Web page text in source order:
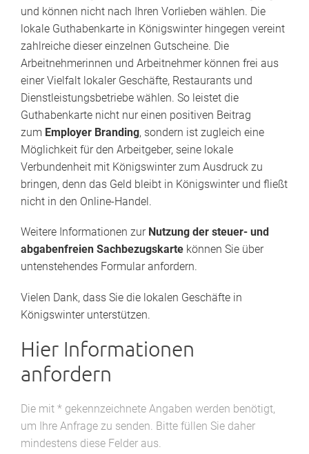
und können nicht nach Ihren Vorlieben wählen. Die
lokale Guthabenkarte in Königswinter hingegen vereint
zahlreiche dieser einzelnen Gutscheine. Die
Arbeitnehmerinnen und Arbeitnehmer können frei aus
einer Vielfalt lokaler Geschäfte, Restaurants und
Dienstleistungsbetriebe wählen. So leistet die
Guthabenkarte nicht nur einen positiven Beitrag
zum Employer Branding, sondern ist zugleich eine
Möglichkeit für den Arbeitgeber, seine lokale
Verbundenheit mit Königswinter zum Ausdruck zu
bringen, denn das Geld bleibt in Königswinter und fließt
nicht in den Online-Handel.
Weitere Informationen zur Nutzung der steuer- und
abgabenfreien Sachbezugskarte können Sie über
untenstehendes Formular anfordern.
Vielen Dank, dass Sie die lokalen Geschäfte in
Königswinter unterstützen.
Hier Informationen
anfordern
Die mit * gekennzeichnete Angaben werden benötigt,
um Ihre Anfrage zu senden. Bitte füllen Sie daher
mindestens diese Felder aus.